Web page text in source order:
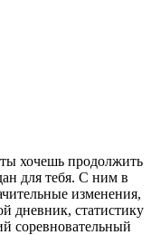
хочешь продолжить
для тебя. С ним в
изменения,
дневник, статистику
соревновательный